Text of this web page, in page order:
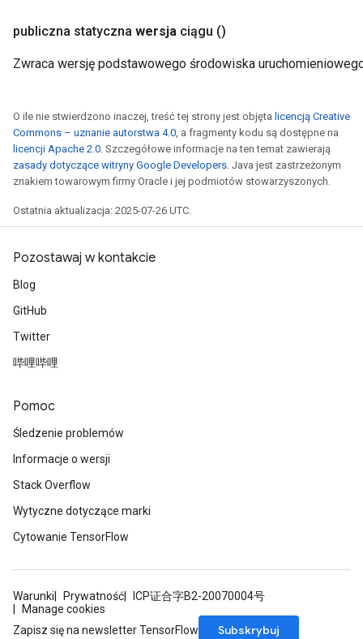
publiczna statyczna wersja ciągu ()
Zwraca wersję podstawowego środowiska
O ile nie stwierdzono inaczej, treść tej strony jest objęta licencją Creative
Commons – uznanie autorstwa 4.0 , a fragmenty kodu są dostępne na
licencji Apache 2.0 . Szczegółowe informacje na ten temat zawierają
zasady dotyczące witryny Google Developers . Java jest zastrzeżonym
znakiem towarowym firmy Oracle i jej podmiotów stowarzyszonych.
Ostatnia aktualizacja: 2025-07-26 UTC.
Pozostawaj w kontakcie
Blog
GitHub
Twitter
哔哩哔哩
Pomoc
Śledzenie problemów
Informacje o wersji
Stack Overflow
Wytyczne dotyczące marki
Cytowanie TensorFlow
Warunki Prywatność
ICP证合字B2-20070004号
Manage cookies
Zapisz się na newsletter TensorFlow
Subskrybuj